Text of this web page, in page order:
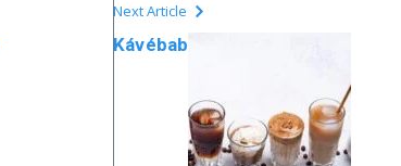
Next Article
Kávébab